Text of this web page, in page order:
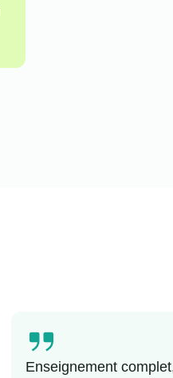
Enseignement